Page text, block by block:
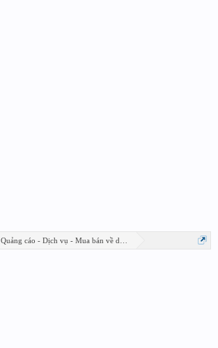
Quảng cáo - Dịch vụ - Mua bán về design